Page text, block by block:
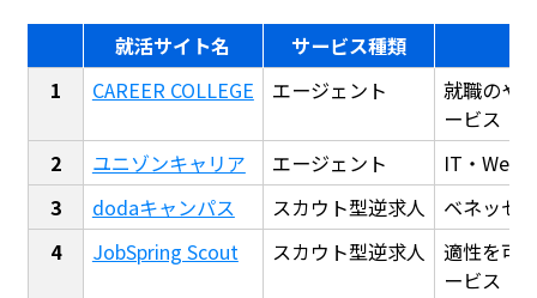
就活サイト名
サービス種類
CAREER COLLEGE
エージェント
就職のや
ービス
ユニゾンキャリア
エージェント
IT・Web
dodaキャンパス
スカウト型逆求人
ベネッセ
JobSpring Scout
スカウト型逆求人
適性を可
ービス